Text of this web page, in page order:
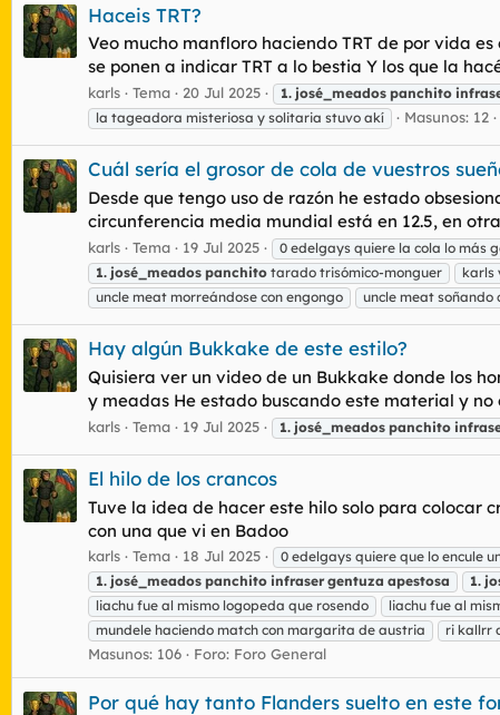
Haceis TRT?
Veo mucho manfloro haciendo TRT de por vida
se ponen a indicar TRT a lo bestia Y los que la
karls Tema 20 Jul 2025 1. josé_meados panchito
la tageadora misteriosa y solitaria stuvo akí
Masunos: 12
Cuál sería el grosor de cola de vuestros
Desde que tengo uso de razón he estado
circunferencia media mundial está en 12.5, en
karls Tema 19 Jul 2025 0 edelgays quiere la cola lo más
1. josé_meados panchito tarado trisómico-monguer karls
uncle meat morreándose con engongo
uncle meat soñando
Hay algún Bukkake de este estilo?
Quisiera ver un video de un Bukkake donde los
y meadas He estado buscando este material y no
karls Tema 19 Jul 2025 1. josé_meados panchito
El hilo de los crancos
Tuve la idea de hacer este hilo solo para colocar
con una que vi en Badoo
karls Tema 18 Jul 2025 0 edelgays quiere que lo encule
1. josé_meados panchito infraser gentuza apestosa 1.
liachu fue al mismo logopeda que rosendo
liachu fue al
mundele haciendo match con margarita de austria
ri kallrr
Masunos: 106 Foro: Foro General
Por qué hay tanto Flanders suelto en este